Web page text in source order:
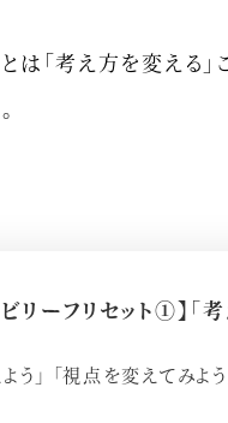
とは「考え方を変える
リーフリセット①】「
う」 「視点を変えてみよ